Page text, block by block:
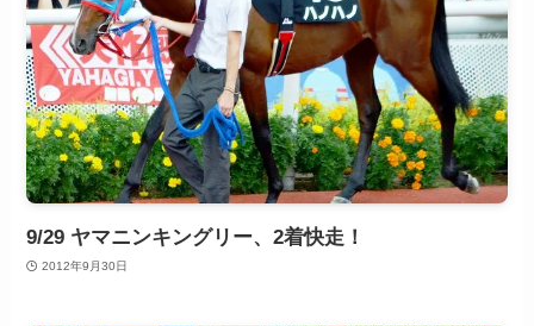
9/29 ヤマニンキングリー、2着快走！
2012年9月30日